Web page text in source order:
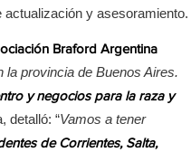
y asesoramiento.
Braford Argentina
provincia de Buenos Aires.
y negocios para la raza y
detalló: “Vamos a tener
de Corrientes, Salta,